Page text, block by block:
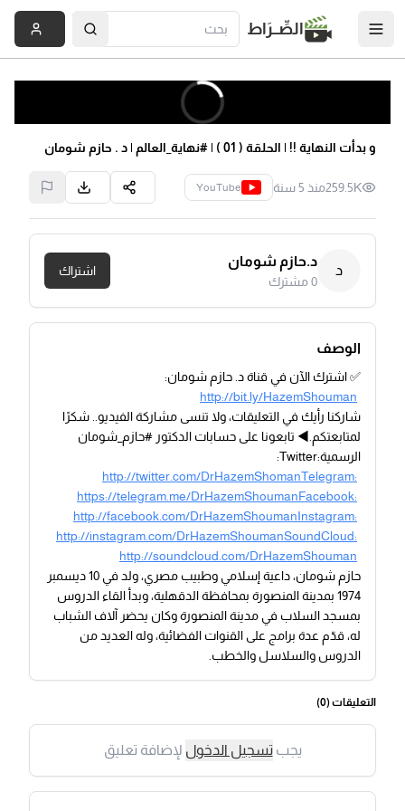
الصِّــرَاط
و بدأت النهاية !! | الحلقة ( 01 ) | #نهاية_العالم | د . حازم شومان
259.5Kمنذ 5 سنة YouTube
د
د.حازم شومان
0مشترك
اشتراك
الوصف
✅ اشترك الآن في قناة د. حازم شومان:
http://bit.ly/HazemShouman
شاركنا رأيك في التعليقات، ولا تنسى مشاركة الفيديو.. شكرًا
لمتابعتكم.◀ تابعونا على حسابات الدكتور #حازم_شومان
الرسمية:Twitter:
http://twitter.com/DrHazemShomanTelegram:
https://telegram.me/DrHazemShoumanFacebook:
http://facebook.com/DrHazemShoumanInstagram:
http://instagram.com/DrHazemShoumanSoundCloud:
http://soundcloud.com/DrHazemShouman
حازم شومان، داعية إسلامي وطبيب مصري، ولد في 10 ديسمبر
1974 بمدينة المنصورة بمحافظة الدقهلية، وبدأ القاء الدروس
بمسجد السلاب في مدينة المنصورة وكان يحضر آلاف الشباب
له، قدّم عدة برامج على القنوات الفضائية، وله العديد من
الدروس والسلاسل والخطب.
التعليقات (0
)
يجبتسجيل الدخول لإضافة تعليق